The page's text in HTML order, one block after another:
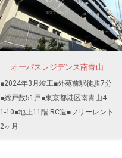
オーパスレジデンス南青山
■2024年3月竣工■外苑前駅徒歩7分
■総戸数51戸■東京都港区南青山4-
1-10■地上11階 RC造■フリーレント
2ヶ月